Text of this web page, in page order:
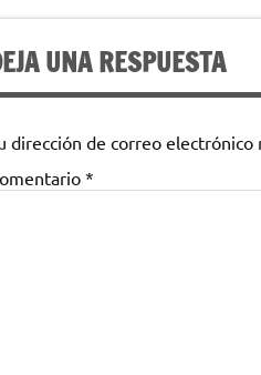
UNA RESPUESTA
dirección de correo electrónico
*